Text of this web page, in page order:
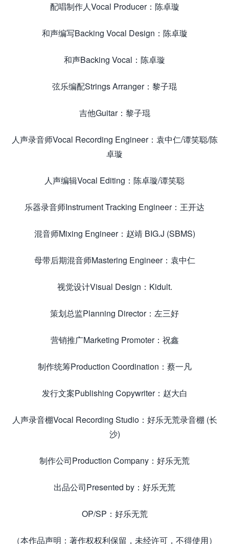
配唱制作人Vocal Producer：陈卓璇
和声编写Backing Vocal Design：陈卓璇
和声Backing Vocal：陈卓璇
弦乐编配Strings Arranger：黎子琨
吉他Guitar：黎子琨
人声录音师Vocal Recording Engineer：袁中仁/谭笑聪/陈
卓璇
人声编辑Vocal Editing：陈卓璇/谭笑聪
乐器录音师Instrument Tracking Engineer：王开达
混音师Mixing Engineer：赵靖 BIG.J (SBMS)
母带后期混音师Mastering Engineer：袁中仁
视觉设计Visual Design：Kidult.
策划总监Planning Director：左三好
营销推广Marketing Promoter：祝鑫
制作统筹Production Coordination：蔡一凡
发行文案Publishing Copywriter：赵大白
人声录音棚Vocal Recording Studio：好乐无荒录音棚 (长
沙)
制作公司Production Company：好乐无荒
出品公司Presented by：好乐无荒
OP/SP：好乐无荒
（本作品声明：著作权权利保留，未经许可，不得使用）